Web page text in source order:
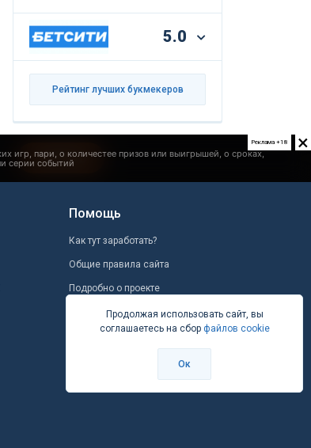
5.0
Рейтинг лучших букмекеров
×
Реклама +18
Помощь
Как тут заработать?
Общие правила сайта
Подробно о проекте
Школа ставокПродолжая использовать сайт, вы
соглашаетесь на сбор файлов cookie
Ок